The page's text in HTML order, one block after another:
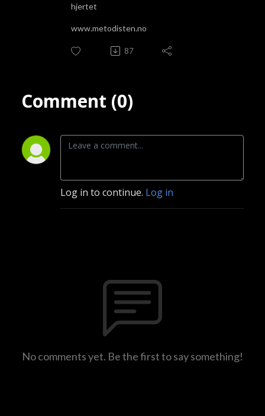
hjertet
www.metodisten.no
87
Comment (0)
Log in to continue. Log in
No comments yet. Be the first to say something!